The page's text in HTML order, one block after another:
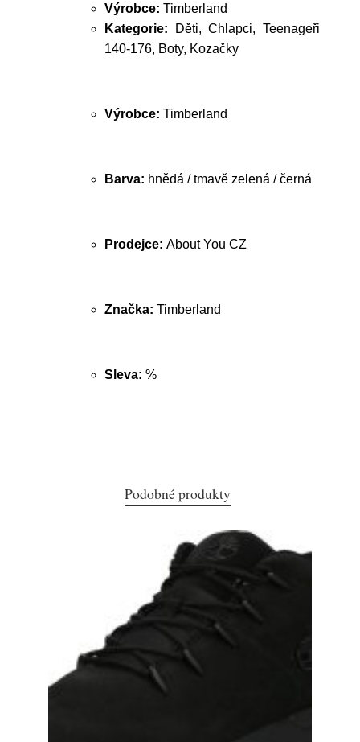
Výrobce: Timberland
Kategorie: Děti, Chlapci, Teenageři
140-176, Boty, Kozačky
Výrobce: Timberland
Barva: hnědá / tmavě zelená / černá
Prodejce: About You CZ
Značka: Timberland
Sleva: %
Podobné produkty